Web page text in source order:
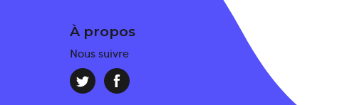
À propos
Nous suivre